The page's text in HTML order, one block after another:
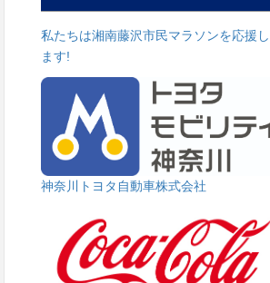
私たちは湘南藤沢市民マラソンを応援し
ます!
神奈川トヨタ自動車株式会社